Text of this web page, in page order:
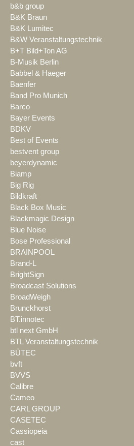
b&b group
B&K Braun
B&K Lumitec
B&W Veranstaltungstechnik
B+T Bild+Ton AG
B-Musik Berlin
Babbel & Haeger
Baenfer
Band Pro Munich
Barco
Bayer Events
BDKV
Best of Events
bestvent group
beyerdynamic
Biamp
Big Rig
Bildkraft
Black Box Music
Blackmagic Design
Blue Noise
Bose Professional
BRAINPOOL
Brand-L
BrightSign
Broadcast Solutions
BroadWeigh
Brunckhorst
BT.innotec
btl next GmbH
BTL Veranstaltungstechnik
BÜTEC
bvft
BVVS
Calibre
Cameo
CARL GROUP
CASETEC
Cassiopeia
cast